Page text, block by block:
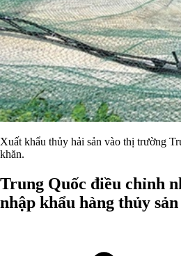
Xuất khẩu thủy hải sản vào thị trường
khăn.
Trung Quốc điều chỉnh
nhập khẩu hàng thủy sản